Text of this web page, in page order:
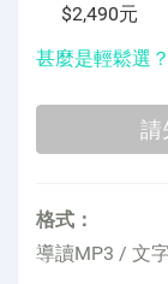
$2,490元
甚麼是輕鬆選？
格式：
導讀MP3 / 文